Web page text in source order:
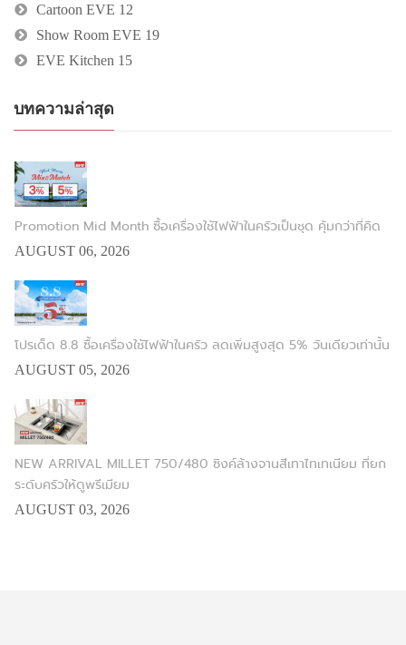
Cartoon EVE 12
Show Room EVE 19
EVE Kitchen 15
บทความล่าสุด
Promotion Mid Month ซื้อเครื่องใช้ไฟฟ้าในครัวเป็นชุด คุ้มกว่าที่คิด
AUGUST 06, 2026
โปรเด็ด 8.8 ซื้อเครื่องใช้ไฟฟ้าในครัว ลดเพิ่มสูงสุด 5% วันเดียวเท่านั้น
AUGUST 05, 2026
NEW ARRIVAL MILLET 750/480 ซิงค์ล้างจานสีเทาไทเทเนียม ที่ยก
ระดับครัวให้ดูพรีเมียม
AUGUST 03, 2026